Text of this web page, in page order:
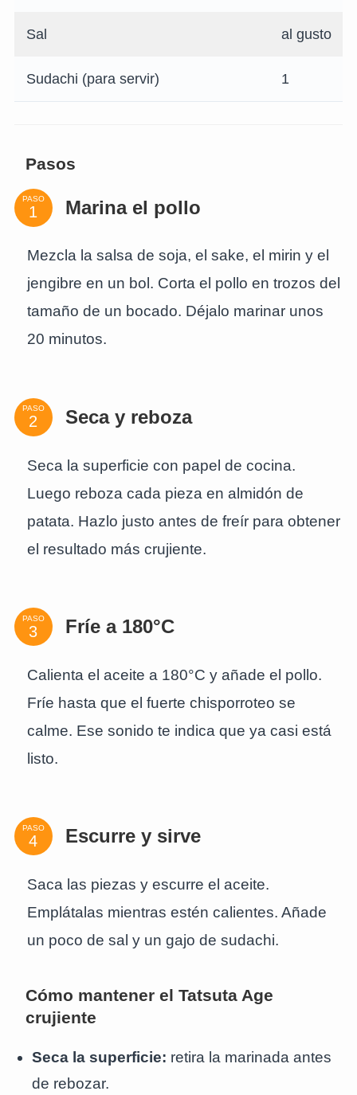
Sal al gusto
Sudachi (para servir) 1
Pasos
PASO Marina el pollo
Mezcla la salsa de soja, el sake, el mirin y el
jengibre en un bol. Corta el pollo en trozos del
tamaño de un bocado. Déjalo marinar unos
20 minutos.
PASO Seca y reboza
Seca la superficie con papel de cocina.
Luego reboza cada pieza en almidón de
patata. Hazlo justo antes de freír para obtener
el resultado más crujiente.
PASO Fríe a 180°C
Calienta el aceite a 180°C y añade el pollo.
Fríe hasta que el fuerte chisporroteo se
calme. Ese sonido te indica que ya casi está
listo.
PASO Escurre y sirve
Saca las piezas y escurre el aceite.
Emplátalas mientras estén calientes. Añade
un poco de sal y un gajo de sudachi.
Cómo mantener el Tatsuta Age
crujiente
Seca la superficie: retira la marinada antes
de rebozar.